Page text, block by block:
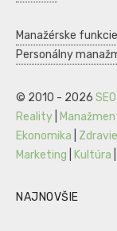
Manažérske funkcie
Personálny
© 2010 - 2026 SEO
Reality
Ekonomika
Zdravie
Marketing
Kultúra
NAJNOVŠIE